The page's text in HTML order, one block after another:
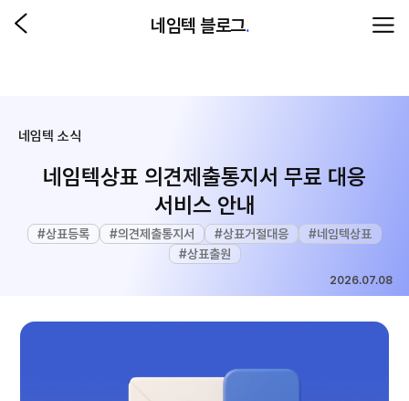
네임텍 블로그.
네임텍 소식
네임텍상표 의견제출통지서 무료 대응
서비스 안내
#상표등록 #의견제출통지서 #상표거절대응 #네임텍상표
#상표출원
2026.07.08